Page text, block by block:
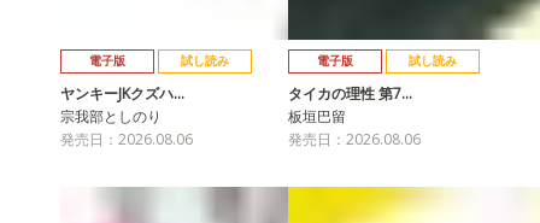
電子版 試し読み
ヤンキーJKクズハ…
宗我部としのり
発売日：2026.08.06
電子版 試し読み
タイカの理性 第7…
板垣巴留
発売日：2026.08.06